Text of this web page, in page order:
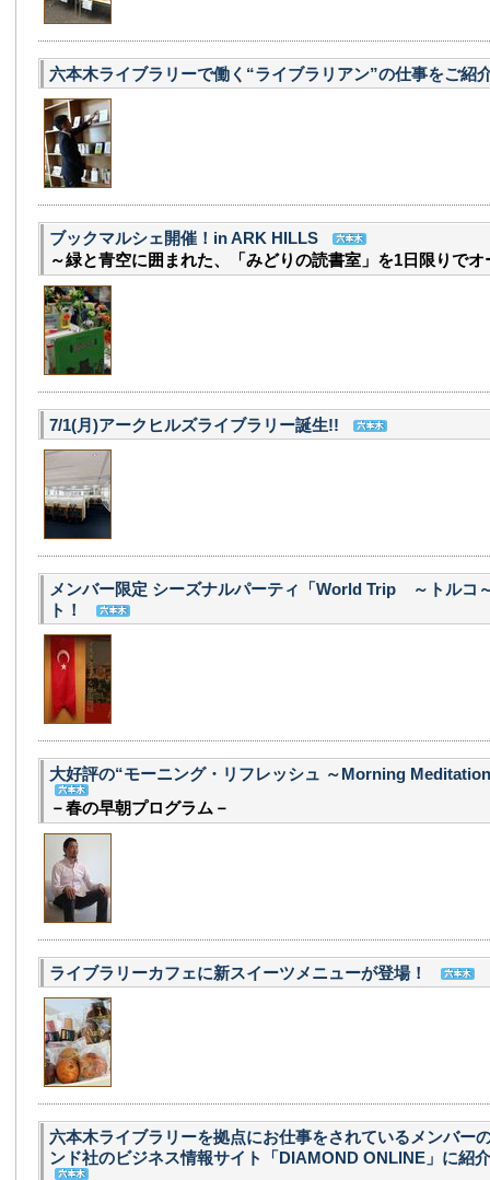
六本木ライブラリーで働く“ライブラリアン”の仕事をご紹
ブックマルシェ開催！in ARK HILLS
～緑と青空に囲まれた、「みどりの読書室」を1日限りで
7/1(月)アークヒルズライブラリー誕生!!
メンバー限定 シーズナルパーティ「World Trip ～トルコ
ト！
大好評の“モーニング・リフレッシュ ～Morning
－春の早朝プログラム－
ライブラリーカフェに新スイーツメニューが登場！
六本木ライブラリーを拠点にお仕事をされているメンバー
ンド社のビジネス情報サイト「DIAMOND ONLINE」に紹